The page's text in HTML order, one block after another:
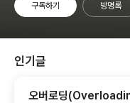
구독하기 방명록
인기글
오버로딩